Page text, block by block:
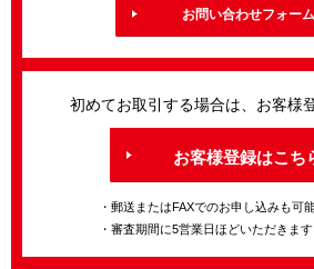
お問い合わせフォーム
初めてお取引する場合は、お客様
お客様登録はこち
・郵送またはFAXでのお申し込みも可能
・審査期間に5営業日ほどいただきます